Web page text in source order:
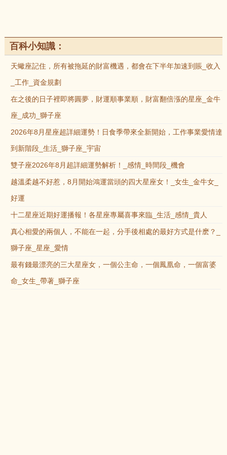
百科小知識：
天蠍座記住，所有被拖延的財富機遇，都會在下半年加速到賬_收入
_工作_資金規劃
在之後的日子裡即將圓夢，財運順事業順，財富翻倍漲的星座_金牛
座_成功_獅子座
2026年8月星座超詳細運勢！日食季帶來全新開始，工作事業愛情達
到新階段_生活_獅子座_宇宙
雙子座2026年8月超詳細運勢解析！_感情_時間段_機會
越溫柔越不好惹，8月開始鴻運當頭的四大星座女！_女生_金牛女_
好運
十二星座近期好運播報！各星座專屬喜事來臨_生活_感情_貴人
真心相愛的兩個人，不能在一起，分手後相處的最好方式是什麽？_
獅子座_星座_愛情
最有錢最漂亮的三大星座女，一個公主命，一個鳳凰命，一個富婆
命_女生_帶著_獅子座